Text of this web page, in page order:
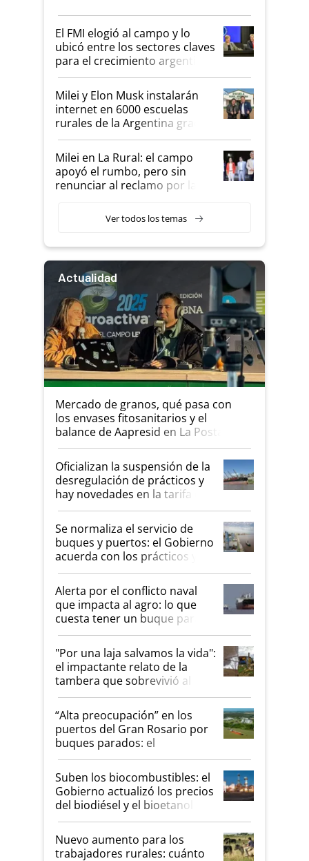
cambio de Milei
El FMI elogió al campo y lo
ubicó entre los sectores claves
para el crecimiento argentino
Milei y Elon Musk instalarán
internet en 6000 escuelas
rurales de la Argentina gracias
a un acuerdo con Starlink
Milei en La Rural: el campo
apoyó el rumbo, pero sin
renunciar al reclamo por las
Ver todos los temas
Actualidad
Mercado de granos, qué pasa con
los envases fitosanitarios y el
balance de Aapresid en La Posta
Oficializan la suspensión de la
desregulación de prácticos y
hay novedades en la tarifa de
la hidrovía
Se normaliza el servicio de
buques y puertos: el Gobierno
acuerda con los prácticos y
suspende el decreto de
desregulación
Alerta por el conflicto naval
que impacta al agro: lo que
cuesta tener un buque parado
y el peligro de que Argentina
pase a ser "país sucio"
"Por una laja salvamos la vida":
el impactante relato de la
tambera que sobrevivió al
tornado
“Alta preocupación” en los
puertos del Gran Rosario por
buques parados: el
funcionamiento de las
exportadoras en tensión tras
la medida de fuerza de los
prácticos
Suben los biocombustibles: el
Gobierno actualizó los precios
del biodiésel y el bioetanol
Nuevo aumento para los
trabajadores rurales: cuánto